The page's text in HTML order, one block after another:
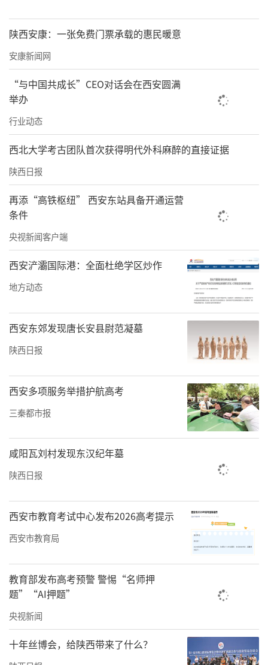
责任编辑：白睿祺 赵森
陕西安康：一张免费门票承载的惠民暖意
安康新闻网
“与中国共成长”CEO对话会在西安圆满
举办
行业动态
西北大学考古团队首次获得明代外科麻醉的直接证据
陕西日报
再添“高铁枢纽” 西安东站具备开通运营
条件
央视新闻客户端
西安浐灞国际港：全面杜绝学区炒作
地方动态
西安东郊发现唐长安县尉范凝墓
陕西日报
西安多项服务举措护航高考
三秦都市报
咸阳瓦刘村发现东汉纪年墓
陕西日报
西安市教育考试中心发布2026高考提示
西安市教育局
教育部发布高考预警 警惕“名师押
题”“AI押题”
央视新闻
十年丝博会，给陕西带来了什么？